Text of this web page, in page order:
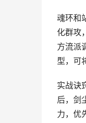
魂环和
化群攻
方流派
型，可
实战诀
后，剑
力，优